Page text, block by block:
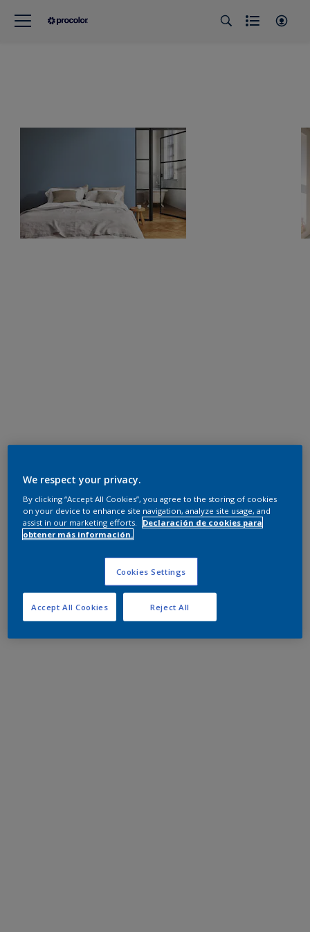
We respect your privacy.
By clicking “Accept All Cookies”, you agree to the storing of cookies
on your device to enhance site navigation, analyze site usage, and
assist in our marketing efforts.
Declaración de cookies para
obtener más información.
Cookies Settings
Reject All
Accept All Cookies